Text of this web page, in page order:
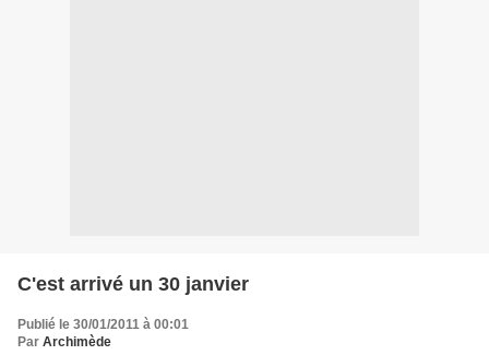
C'est arrivé un 30 janvier
Publié le 30/01/2011 à 00:01
Par Archimède